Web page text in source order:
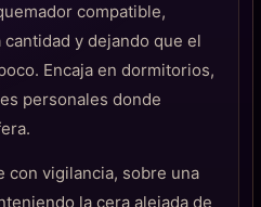
compatible,
y dejando que el
Encaja en dormitorios,
personales donde
con vigilancia, sobre una
la cera alejada de